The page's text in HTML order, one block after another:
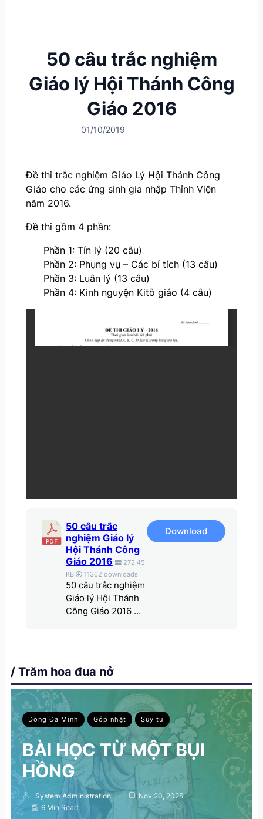
50 câu trắc nghiệm
Giáo lý Hội Thánh Công
Giáo 2016
01/10/2019
Đề thi trắc nghiệm Giáo Lý Hội Thánh Công
Giáo cho các ứng sinh gia nhập Thỉnh Viện
năm 2016.
Đề thi gồm 4 phần:
Phần 1: Tín lý (20 câu)
Phần 2: Phụng vụ – Các bí tích (13 câu)
Phần 3: Luân lý (13 câu)
Phần 4: Kinh nguyện Kitô giáo (4 câu)
50 câu trắc
nghiệm Giáo lý
Hội Thánh Công
Giáo 2016
272.45
KB
11362 downloads
50 câu trắc nghiệm
Giáo lý Hội Thánh
Công Giáo 2016 …
Download
/ Trăm hoa đua nở
Dòng Đa Minh Góp nhặt Suy tư
BÀI HỌC TỪ MỘT BỤI
HỒNG
System Administration
Nov 20, 2025
6 Min Read